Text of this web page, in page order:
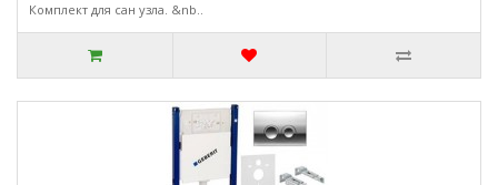
Комплект для сан узла. &nb..